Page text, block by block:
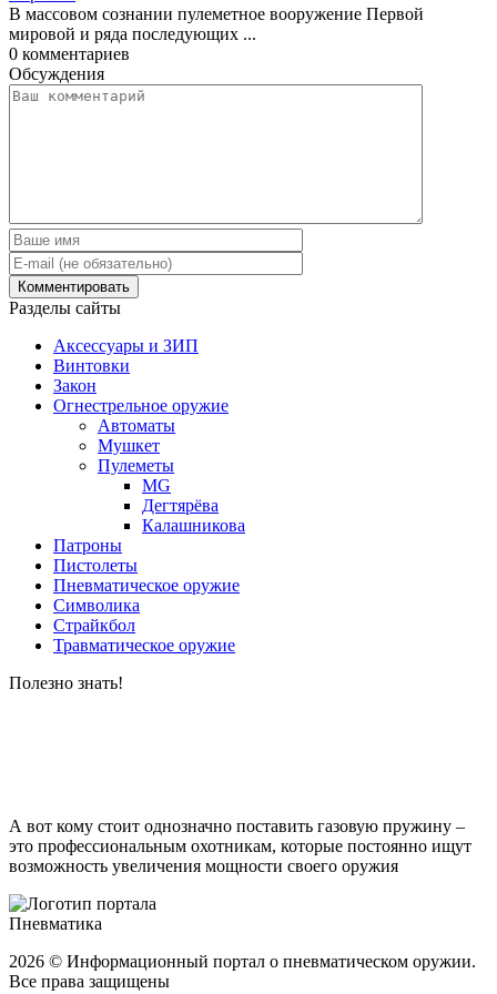
В массовом сознании пулеметное вооружение Первой
мировой и ряда последующих ...
0 комментариев
Обсуждения
Разделы сайты
Аксессуары и ЗИП
Винтовки
Закон
Огнестрельное оружие
Автоматы
Мушкет
Пулеметы
MG
Дегтярёва
Калашникова
Патроны
Пистолеты
Пневматическое оружие
Символика
Страйкбол
Травматическое оружие
Полезно знать!
А вот кому стоит однозначно поставить газовую пружину –
это профессиональным охотникам, которые постоянно ищут
возможность увеличения мощности своего оружия
Пневматика
2026 © Информационный портал о пневматическом оружии.
Все права защищены